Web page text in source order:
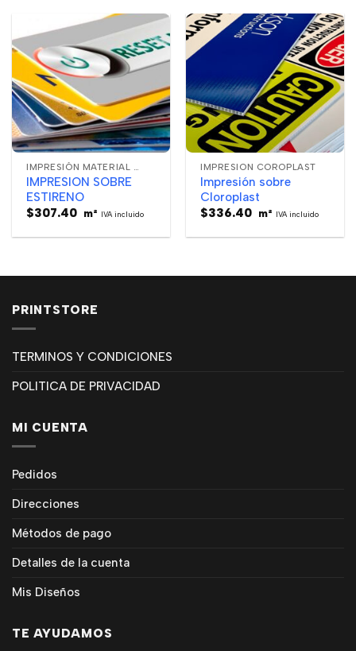
IMPRESIÓN MATERIAL RÍGIDO
IMPRESION SOBRE
ESTIRENO
$307.40 m² IVA incluido
IMPRESION COROPLAST
Impresión sobre
Cloroplast
$336.40 m² IVA incluido
PRINTSTORE
TERMINOS Y CONDICIONES
POLITICA DE PRIVACIDAD
MI CUENTA
Pedidos
Direcciones
Métodos de pago
Detalles de la cuenta
Mis Diseños
TE AYUDAMOS